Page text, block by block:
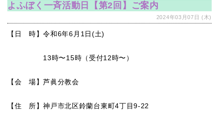
よふぼく一斉活動日【第2回】ご案内
2024年03月07日 (木)
【日 時】令和6年6 月1 日 (土)
13 時〜 15時（受付12 時〜）
【会 場】芦眞分教会
【住 所】神戸市北区鈴蘭台東町4丁目9-22